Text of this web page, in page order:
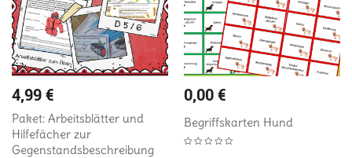
4,99€
Paket: Arbeitsblätter und
Hilfefächer zur
Gegenstandsbeschreibung
0,00€
Begriffskarten Hund